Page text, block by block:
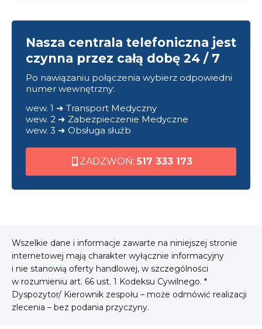
Nasza centrala telefoniczna jest
czynna przez całą dobę 24 / 7
Po nawiązaniu połączenia wybierz odpowiedni
numer wewnętrzny:
wew. 1 ➜ Transport Medyczny
wew. 2 ➜ Zabezpieczenie Medyczne
wew. 3 ➜ Obsługa służb
ZADZWOŃ: 517 333 173
Wszelkie dane i informacje zawarte na niniejszej stronie
internetowej mają charakter wyłącznie informacyjny
i nie stanowią oferty handlowej, w szczególności
w rozumieniu art. 66 ust. 1 Kodeksu Cywilnego. *
Dyspozytor/ Kierownik zespołu – może odmówić realizacji
zlecenia – bez podania przyczyny.